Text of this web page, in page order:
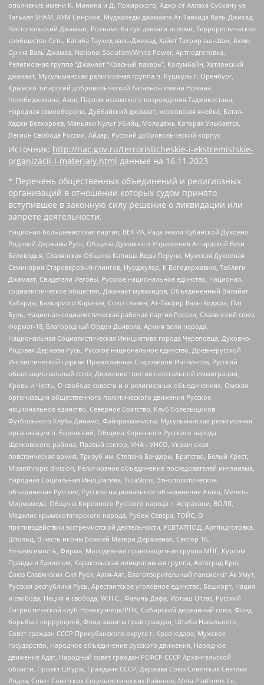
ополчение имени К. Минина и Д. Пожарского, Аджр от Аллаха Субхану уа
Тагьаля SHAM, АУМ Синрике, Муджахеды джамаата Ат-Тавхида Валь-Джихад,
Чистопольский Джамаат, Рохнамо ба суи давлати исломи, Террористическое
сообщество Сеть, Катиба Таухид валь-Джихад, Хайят Тахрир аш-Шам, Ахлю
Сунна Валь Джамаа, National Socialism/White Power, Артподготовка,
Религиозная группа “Джамаат “Красный пахарь”, Колумбайн, Хатлонский
джамаат, Мусульманская религиозная группа п. Кушкуль г. Оренбург,
Крымско-татарский добровольческий батальон имени Номана
Челебиджихана, Азов, Партия исламского возрождения Таджикистана,
Народная самооборона, Дуббайский джамаат, московская ячейка, Батал-
Хаджи Белхороев, Маньяки Культ Убийц, Молодёжь Которая Улыбается,
Легион Свобода России, Айдар, Русский добровольческий корпус
Источник: http://nac.gov.ru/terroristicheskie-i-ekstremistskie-
organizacii-i-materialy.html данные на 16.11.2023
* Перечень общественных объединений и религиозных
организаций в отношении которых судом принято
вступившее в законную силу решение о ликвидации или
запрете деятельности:
Национал-большевистская партия, ВЕК РА, Рада земли Кубанской Духовно
Родовой Державы Русь, Община Духовного Управления Асгардской Веси
Беловодья, Славянская Община Капища Веды Перуна, Мужская Духовная
Семинария Староверов-Инглингов, Нурджулар, К Богодержавию, Таблиги
Джамаат, Свидетели Иеговы, Русское национальное единство, Национал-
социалистическое общество, Джамаат мувахидов, Объединенный Вилайат
Кабарды, Балкарии и Карачая, Союз славян, Ат-Такфир Валь-Хиджра, Пит
Буль, Национал-социалистическая рабочая партия России, Славянский союз,
Формат-18, Благородный Орден Дьявола, Армия воли народа,
Национальная Социалистическая Инициатива города Череповца, Духовно-
Родовая Держава Русь, Русское национальное единство, Древнерусской
Инглистической церкви Православных Староверов-Инглингов, Русский
общенациональный союз, Движение против нелегальной иммиграции,
Кровь и Честь, О свободе совести и о религиозных объединениях, Омская
организация общественного политического движения Русское
национальное единство, Северное Братство, Клуб Болельщиков
Футбольного Клуба Динамо, Файзрахманисты, Мусульманская религиозная
организация п. Боровский, Община Коренного Русского народа
Щелковского района, Правый сектор, УНА - УНСО, Украинская
повстанческая армия, Тризуб им. Степана Бандеры, Братство, Белый Крест,
Misanthropic division, Религиозное объединение последователей инглиизма,
Народная Социальная Инициатива, TulaSkins, Этнополитическое
объединение Русские, Русское национальное объединение Атака, Мечеть
Мирмамеда, Община Коренного Русского народа г. Астрахани, ВОЛЯ,
Меджлис крымскотатарского народа, Рубеж Севера, ТОЙС, О
противодействии экстремистской деятельности, РЕВТАТПОД, Артподготовка,
Штольц, В честь иконы Божией Матери Державная, Сектор 16,
Независимость, Фирма, Молодежная правозащитная группа МПГ, Курсом
Правды и Единения, Каракольская инициативная группа, Автоград Крю,
Союз Славянских Сил Руси, Алля-Аят, Благотворительный пансионат Ак Умут,
Русская республика Русь, Арестантское уголовное единство, Башкорт, Нация
и свобода, Нация и свобода, W.H.С., Фалунь Дафа, Иртыш Ultras, Русский
Патриотический клуб-Новокузнецк/РПК, Сибирский державный союз, Фонд
борьбы с коррупцией, Фонд защиты прав граждан, Штабы Навального,
Совет граждан СССР Прикубанского округа г. Краснодара, Мужское
государство, Народное объединение русского движения, Народное
движение Адат, Народный совет граждан РСФСР СССР Архангельской
области, Проект Штурм, Граждане СССР, Держава Союз Советских Светлых
Родов, Совет Советских Социалистических Районов, Meta Platforms Inc,